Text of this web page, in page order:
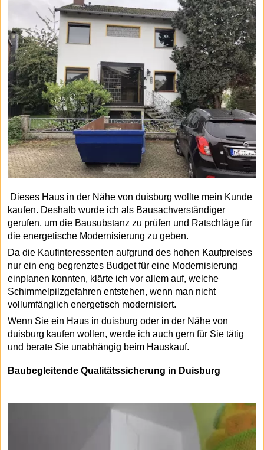
Dieses Haus in der Nähe von duisburg wollte mein Kunde
kaufen. Deshalb wurde ich als Bausachverständiger
gerufen, um die Bausubstanz zu prüfen und Ratschläge für
die energetische Modernisierung zu geben.
Da die Kaufinteressenten aufgrund des hohen Kaufpreises
nur ein eng begrenztes Budget für eine Modernisierung
einplanen konnten, klärte ich vor allem auf, welche
Schimmelpilzgefahren entstehen, wenn man nicht
vollumfänglich energetisch modernisiert.
Wenn Sie ein Haus in duisburg oder in der Nähe von
duisburg kaufen wollen, werde ich auch gern für Sie tätig
und berate Sie unabhängig beim Hauskauf.
Baubegleitende Qualitätssicherung in Duisburg